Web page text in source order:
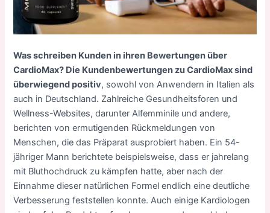
Was schreiben Kunden in ihren Bewertungen über
CardioMax? Die Kundenbewertungen zu CardioMax sind
überwiegend positiv, sowohl von Anwendern in Italien als
auch in Deutschland. Zahlreiche Gesundheitsforen und
Wellness-Websites, darunter Alfemminile und andere,
berichten von ermutigenden Rückmeldungen von
Menschen, die das Präparat ausprobiert haben. Ein 54-
jähriger Mann berichtete beispielsweise, dass er jahrelang
mit Bluthochdruck zu kämpfen hatte, aber nach der
Einnahme dieser natürlichen Formel endlich eine deutliche
Verbesserung feststellen konnte. Auch einige Kardiologen